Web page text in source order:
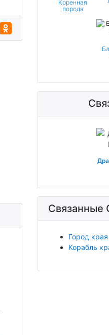
Коренная
порода
Связанные
Город края
Корабль